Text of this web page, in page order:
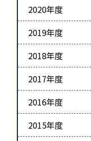
2020年度
2019年度
2018年度
2017年度
2016年度
2015年度